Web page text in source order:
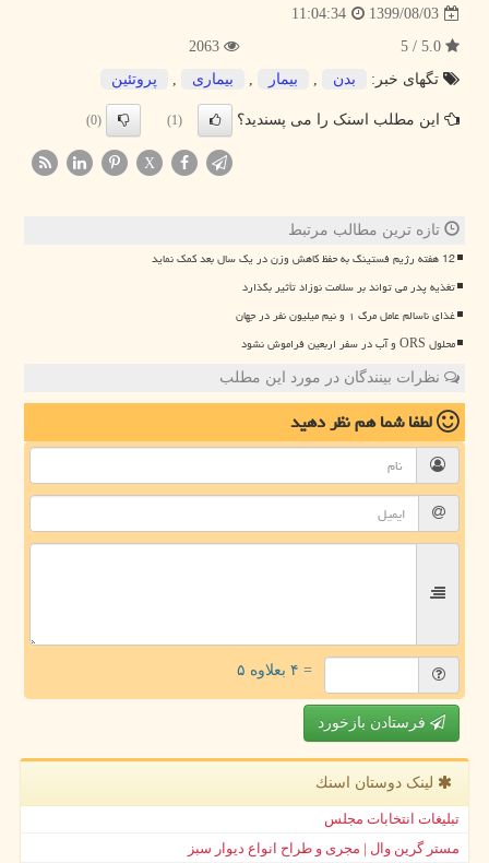
1399/08/03
11:04:34
تگهای خبر:
بدن , بیمار , بیماری , پروتئین
این مطلب اسنک را می پسندید؟ (1)
(0)
X
تازه ترین مطالب مرتبط
12 هفته رژیم فستینگ به حفظ کاهش وزن در یک سال بعد کمک نماید
تغذیه پدر می تواند بر سلامت نوزاد تأثیر بگذارد
غذای ناسالم عامل مرگ ۱ و نیم میلیون نفر در جهان
محلول ORS و آب در سفر اربعین فراموش نشود
نظرات بینندگان در مورد این مطلب
لطفا شما همنظر دهید
= ۴ بعلاوه ۵
فرستادن بازخورد
لینک دوستان اسنك
تبلیغات انتخابات مجلس
مستر گرین وال | مجری و طراح انواع دیوار سبز